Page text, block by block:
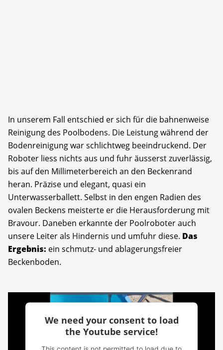
In unserem Fall entschied er sich für die bahnenweise
Reinigung des Poolbodens. Die Leistung während der
Bodenreinigung war schlichtweg beeindruckend. Der
Roboter liess nichts aus und fuhr äusserst zuverlässig,
bis auf den Millimeterbereich an den Beckenrand
heran. Präzise und elegant, quasi ein
Unterwasserballett. Selbst in den engen Radien des
ovalen Beckens meisterte er die Herausforderung mit
Bravour. Daneben erkannte der Poolroboter auch
unsere Leiter als Hindernis und umfuhr diese. Das
Ergebnis: ein schmutz- und ablagerungsfreier
Beckenboden.
We need your consent to load
the Youtube service!